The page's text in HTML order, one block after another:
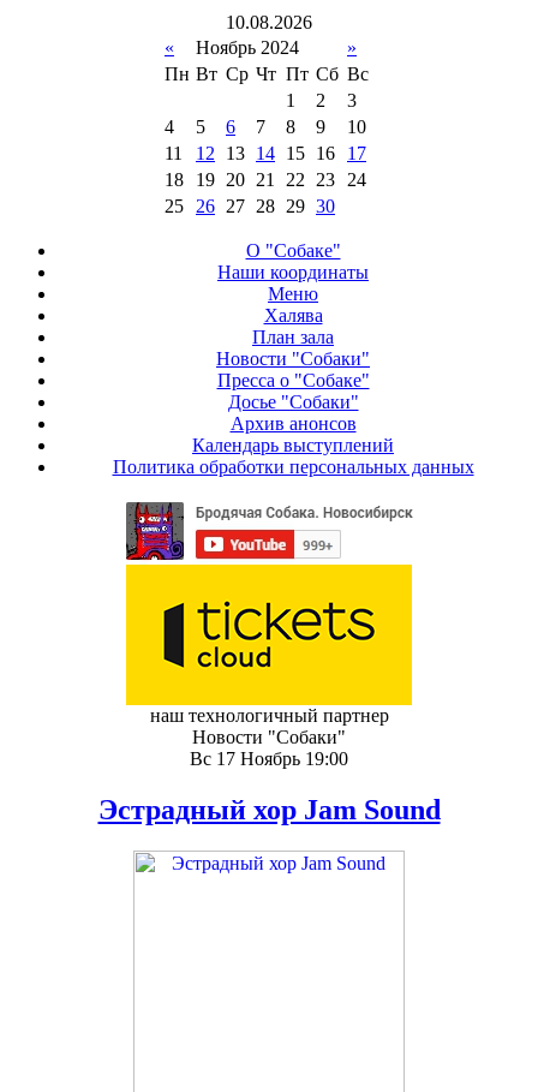
10.08.2026
«
Ноябрь 2024
»
Пн Вт Ср Чт Пт Сб Вс
1
2
3
4
5 6 7 8 9
10
11
12 13 14 15 16
17
18
19 20 21 22 23
24
25
26 27 28 29 30
О "Собаке"
Наши координаты
Меню
Халява
План зала
Новости "Собаки"
Пресса о "Собаке"
Досье "Собаки"
Архив анонсов
Календарь выступлений
Политика обработки персональных данных
наш технологичный партнер
Новости "Собаки"
Вс 17 Ноябрь 19:00
Эстрадный хор Jam Sound